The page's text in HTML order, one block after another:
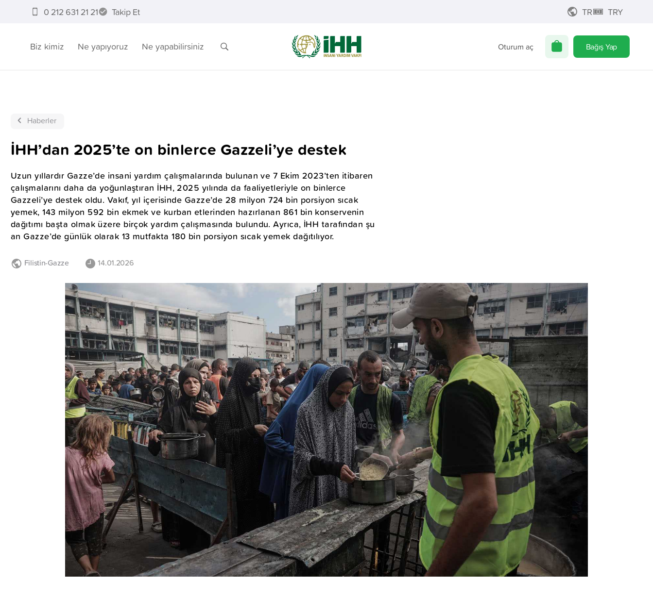
0 212 631 21 21 Takip Et TR TRY
Biz kimiz Ne yapıyoruz Ne yapabilirsiniz Oturum aç Bağış Yap
Haberler
İHH’dan 2025’te on binlerce Gazzeli’ye destek
Uzun yıllardır Gazze’de insani yardım çalışmalarında bulunan ve 7 Ekim 2023’ten itibaren
çalışmalarını daha da yoğunlaştıran İHH, 2025 yılında da faaliyetleriyle on binlerce
Gazzeli’ye destek oldu. Vakıf, yıl içerisinde Gazze’de 28 milyon 724 bin porsiyon sıcak
yemek, 143 milyon 592 bin ekmek ve kurban etlerinden hazırlanan 861 bin konservenin
dağıtımı başta olmak üzere birçok yardım çalışmasında bulundu. Ayrıca, İHH tarafından şu
an Gazze’de günlük olarak 13 mutfakta 180 bin porsiyon sıcak yemek dağıtılıyor.
Filistin-Gazze 14.01.2026